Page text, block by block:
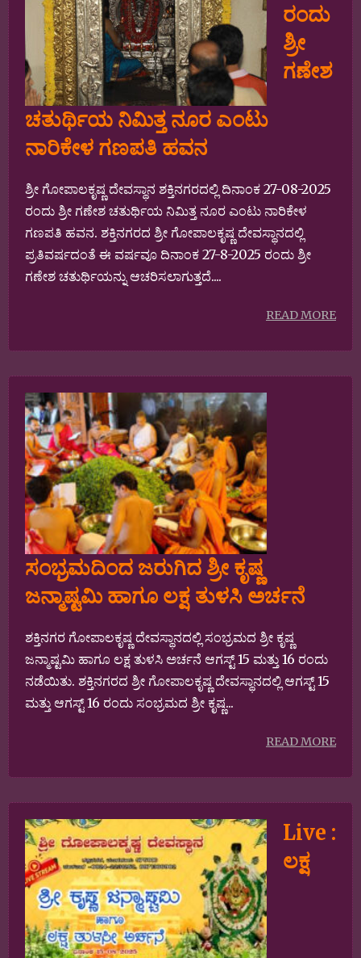
ರಂದು
ಶ್ರೀ
ಗಣೇಶ
ಚತುರ್ಥಿಯ ನಿಮಿತ್ತ ನೂರ ಎಂಟು
ನಾರಿಕೇಳ ಗಣಪತಿ ಹವನ
ಶ್ರೀ ಗೋಪಾಲಕೃಷ್ಣ ದೇವಸ್ಥಾನ ಶಕ್ತಿನಗರದಲ್ಲಿ ದಿನಾಂಕ 27-08-2025
ರಂದು ಶ್ರೀ ಗಣೇಶ ಚತುರ್ಥಿಯ ನಿಮಿತ್ತ ನೂರ ಎಂಟು ನಾರಿಕೇಳ
ಗಣಪತಿ ಹವನ. ಶಕ್ತಿನಗರದ ಶ್ರೀ ಗೋಪಾಲಕೃಷ್ಣ ದೇವಸ್ಥಾನದಲ್ಲಿ
ಪ್ರತಿವರ್ಷದಂತೆ ಈ ವರ್ಷವೂ ದಿನಾಂಕ 27-8-2025 ರಂದು ಶ್ರೀ
ಗಣೇಶ ಚತುರ್ಥಿಯನ್ನು ಆಚರಿಸಲಾಗುತ್ತದೆ....
READ MORE
ಸಂಭ್ರಮದಿಂದ ಜರುಗಿದ ಶ್ರೀ ಕೃಷ್ಣ
ಜನ್ಮಾಷ್ಟಮಿ ಹಾಗೂ ಲಕ್ಷ ತುಳಸಿ ಅರ್ಚನೆ
ಶಕ್ತಿನಗರ ಗೋಪಾಲಕೃಷ್ಣ ದೇವಸ್ಥಾನದಲ್ಲಿ ಸಂಭ್ರಮದ ಶ್ರೀ ಕೃಷ್ಣ
ಜನ್ಮಾಷ್ಟಮಿ ಹಾಗೂ ಲಕ್ಷ ತುಳಸಿ ಅರ್ಚನೆ ಆಗಸ್ಟ್ 15 ಮತ್ತು 16 ರಂದು
ನಡೆಯಿತು. ಶಕ್ತಿನಗರದ ಶ್ರೀ ಗೋಪಾಲಕೃಷ್ಣ ದೇವಸ್ಥಾನದಲ್ಲಿ ಆಗಸ್ಟ್ 15
ಮತ್ತು ಆಗಸ್ಟ್ 16 ರಂದು ಸಂಭ್ರಮದ ಶ್ರೀ ಕೃಷ್ಣ...
READ MORE
Live :
ಲಕ್ಷ